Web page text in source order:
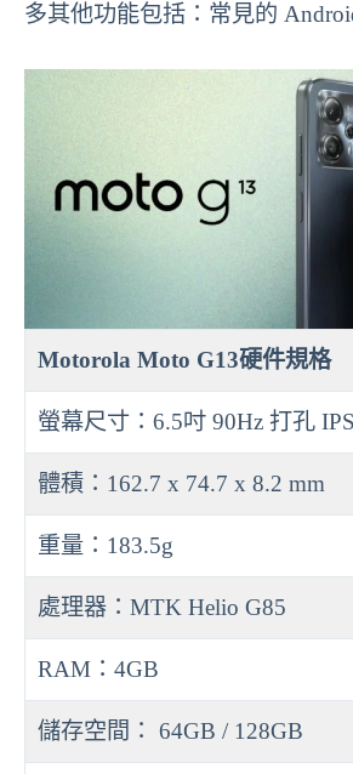
多其他功能包括：常見的
Motorola Moto G13硬件規格
螢幕尺寸：6.5吋 90Hz 打孔
體積：162.7 x 74.7 x 8.2 mm
重量：183.5g
處理器：MTK Helio G85
RAM：4GB
儲存空間： 64GB / 128GB